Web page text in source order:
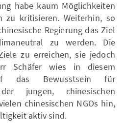
habe kaum Möglichkeiten
zu kritisieren. Weiterhin, so
Regierung das Ziel
zu werden. Die
zu erreichen, sie jedoch
Schäfer wies in diesem
das Bewusstsein für
jungen, chinesischen
chinesischen NGOs hin,
aktiv sind.